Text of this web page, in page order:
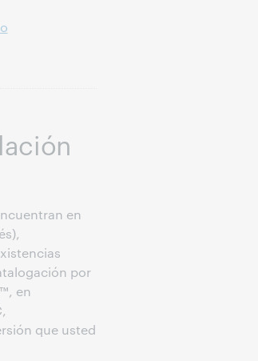
en
por
en
que usted